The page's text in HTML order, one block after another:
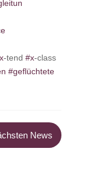
-tend #x-class
#geflüchtete
News